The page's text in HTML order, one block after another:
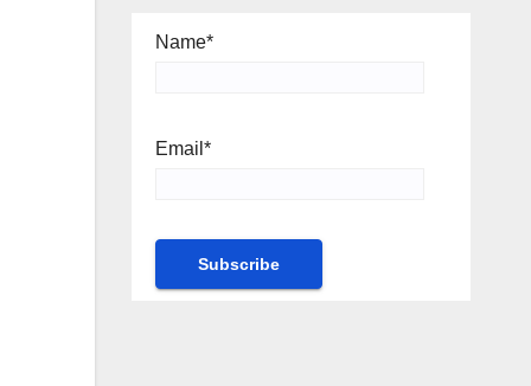
Name*
Email*